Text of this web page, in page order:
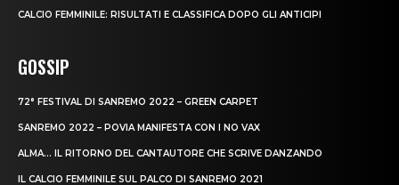
CALCIO FEMMINILE: RISULTATI E CLASSIFICA DOPO GLI ANTICIPI
GOSSIP
72° FESTIVAL DI SANREMO 2022 – GREEN CARPET
SANREMO 2022 – POVIA MANIFESTA CON I NO VAX
ALMA… IL RITORNO DEL CANTAUTORE CHE SCRIVE DANZANDO
IL CALCIO FEMMINILE SUL PALCO DI SANREMO 2021